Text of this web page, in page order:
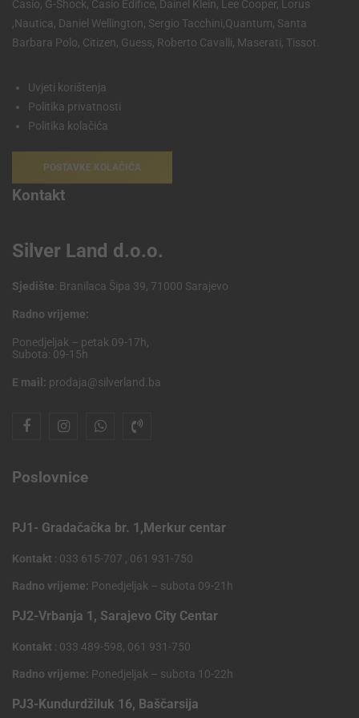
Casio, G-Shock, Casio Edifice, Dainel Klein, Lee Cooper, Lorus
,Nautica, Daniel Wellington, Sergio Tacchini,Quantum, Santa
Barbara Polo, Citizen, Guess, Roberto Cavalli, Maserati, Tissot.
Uvjeti korištenja
Politika privatnosti
Politika kolačića
POSTAVKE KOLAČIĆA
Kontakt
Silver Land d.o.o.
Sjedište: Branilaca Šipa 39, 71000 Sarajevo
Radno vrijeme:
Ponedjeljak – petak 09-17h,
Subota: 09-15h
E mail: prodaja@silverland.ba
Poslovnice
PJ1- Gradačačka br. 1,Merkur centar
Kontakt : 033 615-707 , 061 931-750
Radno vrijeme: Ponedjeljak – subota 09-21h
PJ2-Vrbanja 1, Sarajevo City Centar
Kontakt : 033 489-598, 061 931-750
Radno vrijeme: Ponedjeljak – subota 10-22h
PJ3-Kundurdžiluk 16, Baščarsija